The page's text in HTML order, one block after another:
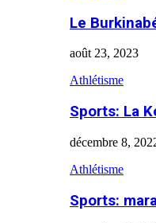
Le
août 23, 2023
Athlétisme
Sports: La
décembre 8,
Athlétisme
Sports: